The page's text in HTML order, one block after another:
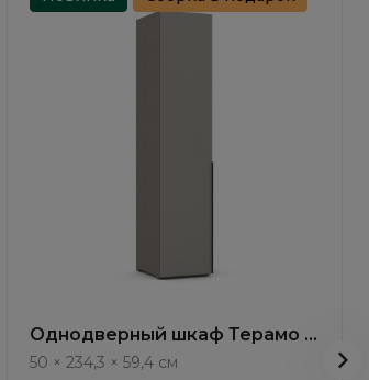
Однодверный шкаф Терамо /
Teramo TA101.2
50 × 234,3 × 59,4 см